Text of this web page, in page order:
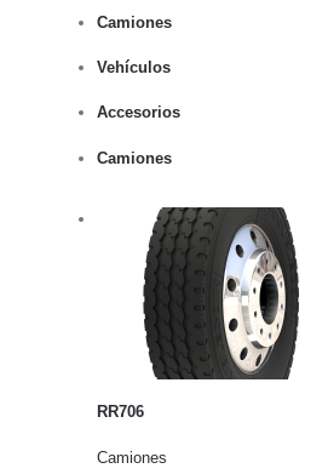
Camiones
Vehículos
Accesorios
Camiones
RR706
Camiones